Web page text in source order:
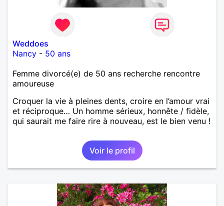
Weddoes
Nancy - 50 ans
Femme divorcé(e) de 50 ans recherche rencontre
amoureuse
Croquer la vie à pleines dents, croire en l’amour vrai
et réciproque… Un homme sérieux, honnête / fidèle,
qui saurait me faire rire à nouveau, est le bien venu !
Voir le profil